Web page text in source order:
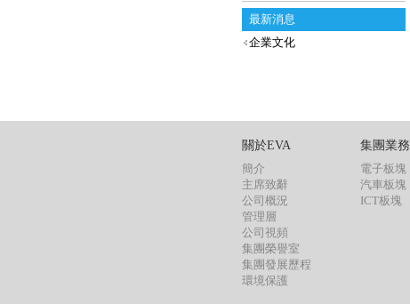
最新消息
企業文化
關於EVA
簡介
主席致辭
公司概況
管理層
公司視頻
集團榮譽室
集團發展歷程
環境保護
集團業務
電子板塊
汽車板塊
ICT板塊